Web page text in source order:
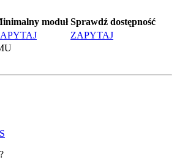
moduł Sprawdź dostępność
ZAPYTAJ